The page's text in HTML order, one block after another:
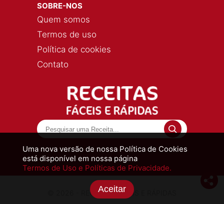
Uma nova versão de nossa Política de Cookies
está disponível em nossa página
Termos de Uso e Políticas de Privacidade.
Aceitar
SOBRE-NOS
Quem somos
Termos de uso
Política de cookies
Contato
© 2026 - RECEITAS FÁCEIS E RÁPIDAS